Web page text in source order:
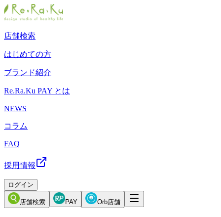
店舗検索
はじめての方
ブランド紹介
Re.Ra.Ku PAY とは
NEWS
コラム
FAQ
採用情報
ログイン
店舗検索 PAY Orb店舗